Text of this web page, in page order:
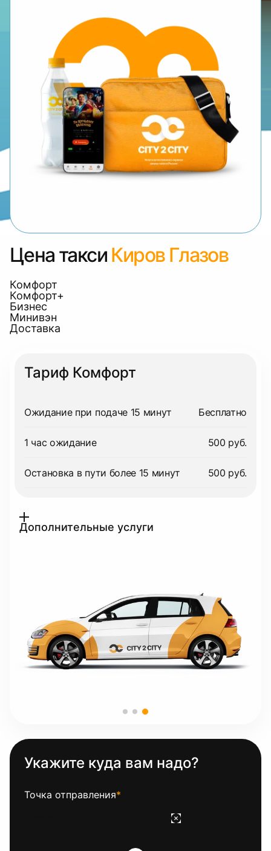
Цена такси Киров Глазов
Комфорт
Комфорт+
Бизнес
Минивэн
Доставка
Тариф Комфорт
Ожидание при подаче 15 минут Бесплатно
1 час ожидание 500 руб.
Остановка в пути более 15 минут 500 руб.
Дополнительные услуги
Укажите куда вам надо?
Точка отправления*